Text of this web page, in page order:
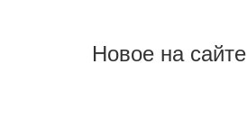
Новое на сайте